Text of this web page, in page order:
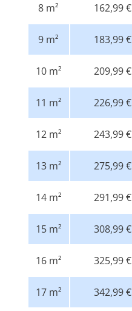
8 m² 162,99 €
9 m² 183,99 €
10 m² 209,99 €
11 m² 226,99 €
12 m² 243,99 €
13 m² 275,99 €
14 m² 291,99 €
15 m² 308,99 €
16 m² 325,99 €
17 m² 342,99 €